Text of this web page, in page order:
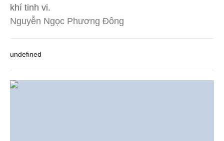
khí tinh vi.
Nguyễn Ngọc Phương Đông
undefined